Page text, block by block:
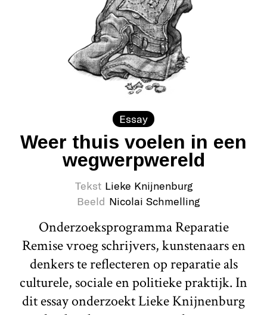
Essay
Weer thuis voelen in een
wegwerpwereld
Tekst Lieke Knijnenburg
Beeld Nicolai Schmelling
Onderzoeksprogramma Reparatie
Remise vroeg schrijvers, kunstenaars en
denkers te reflecteren op reparatie als
culturele, sociale en politieke praktijk. In
dit essay onderzoekt Lieke Knijnenburg